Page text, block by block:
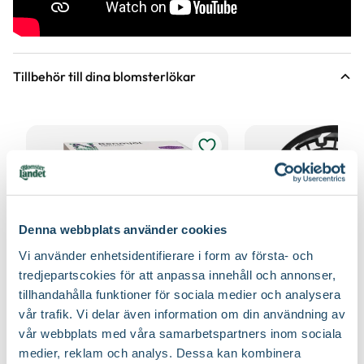
Denna webbplats använder cookies
Vi använder enhetsidentifierare i form av första- och
tredjepartscokies för att anpassa innehåll och annonser,
tillhandahålla funktioner för sociala medier och analysera
vår trafik. Vi delar även information om din användning av
vår webbplats med våra samarbetspartners inom sociala
medier, reklam och analys. Dessa kan kombinera
Utmärkande egenskaper Doftar, För pollinatörer
Varumärke Blomsterlandet
Tillbehör till dina blomsterlökar
Benmjöl
Nelson Garden
Lökkorg 3-pack
Nelson Garden